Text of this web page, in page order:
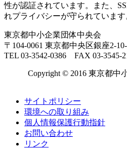
性が認証されています。また、
れプライバシーが守られています
東京都中小企業団体中央会
〒104-0061 東京都中央区銀座2-
TEL 03-3542-0386 FAX 03-3545-
Copyright © 2016 東京都中
サイトポリシー
環境への取り組み
個人情報保護行動指針
お問い合わせ
リンク